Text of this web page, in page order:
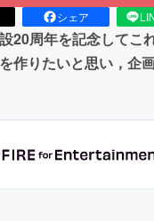
シェア
20周年を記念してこ
作りたいと思い，企